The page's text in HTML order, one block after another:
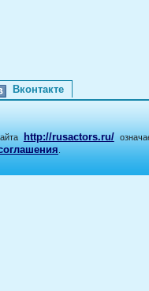
Вконтакте
http://rusactors.ru/